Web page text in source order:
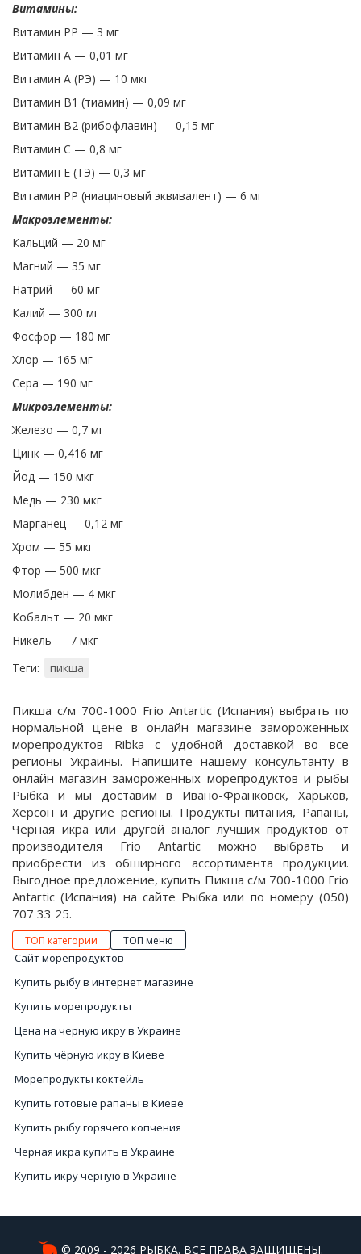
Витамины:
Витамин PP — 3 мг
Витамин A — 0,01 мг
Витамин A (РЭ) — 10 мкг
Витамин B1 (тиамин) — 0,09 мг
Витамин B2 (рибофлавин) — 0,15 мг
Витамин C — 0,8 мг
Витамин E (ТЭ) — 0,3 мг
Витамин PP (ниациновый эквивалент) — 6 мг
Макроэлементы:
Кальций — 20 мг
Магний — 35 мг
Натрий — 60 мг
Калий — 300 мг
Фосфор — 180 мг
Хлор — 165 мг
Сера — 190 мг
Микроэлементы:
Железо — 0,7 мг
Цинк — 0,416 мг
Йод — 150 мкг
Медь — 230 мкг
Марганец — 0,12 мг
Хром — 55 мкг
Фтор — 500 мкг
Молибден — 4 мкг
Кобальт — 20 мкг
Никель — 7 мкг
Теги:
пикша
Пикша с/м 700-1000 Frio Antartic (Испания) выбрать по
нормальной цене в онлайн магазине замороженных
морепродуктов Ribka с удобной доставкой во все
регионы Украины. Напишите нашему консультанту в
онлайн магазин замороженных морепродуктов и рыбы
Рыбка и мы доставим в Ивано-Франковск, Харьков,
Херсон и другие регионы. Продукты питания, Рапаны,
Черная икра или другой аналог лучших продуктов от
производителя Frio Antartic можно выбрать и
приобрести из обширного ассортимента продукции.
Выгодное предложение, купить Пикша с/м 700-1000 Frio
Antartic (Испания) на сайте Рыбка или по номеру (050)
707 33 25.
ТОП категории ТОП меню
Сайт морепродуктов
Купить рыбу в интернет магазине
Купить морепродукты
Цена на черную икру в Украине
Купить чёрную икру в Киеве
Морепродукты коктейль
Купить готовые рапаны в Киеве
Купить рыбу горячего копчения
Черная икра купить в Украине
Купить икру черную в Украине
Купить устрицы Киев
© 2009 - 2026 РЫБКА. ВСЕ ПРАВА ЗАЩИЩЕНЫ.